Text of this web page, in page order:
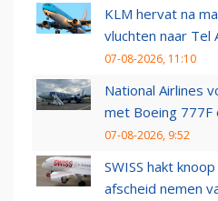
KLM hervat na
vluchten naar Tel
07-08-2026, 11:10
National Airlines
met Boeing 777F
07-08-2026, 9:52
SWISS hakt
afscheid nemen